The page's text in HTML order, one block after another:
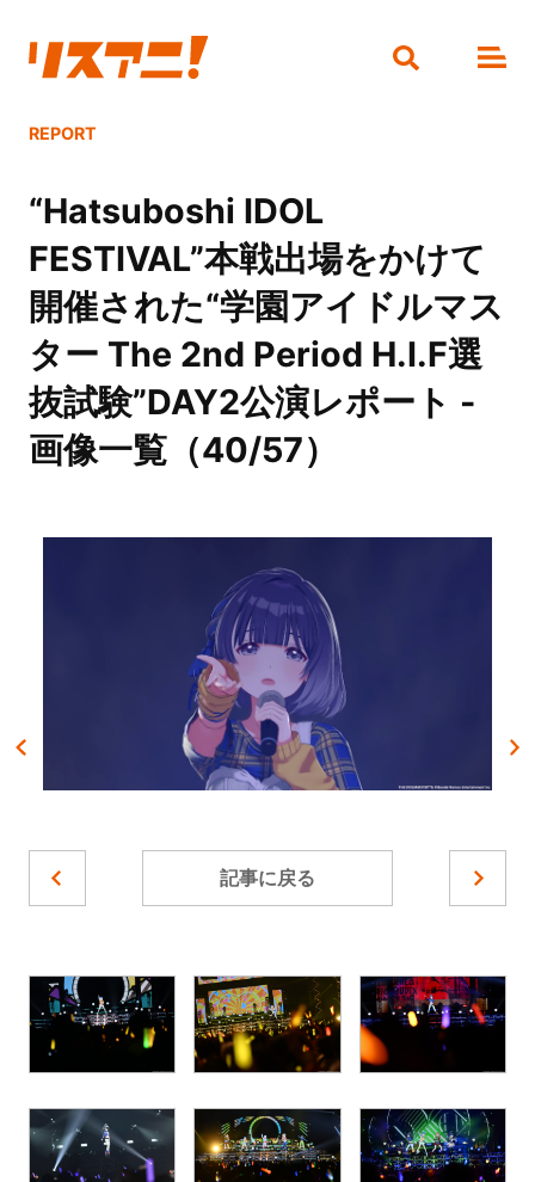
REPORT
“Hatsuboshi IDOL
FESTIVAL”本戦出場をかけて
開催された“学園アイドルマス
ター The 2nd Period H.I.F選
抜試験”DAY2公演レポート -
画像一覧（40/57）
記事に戻る